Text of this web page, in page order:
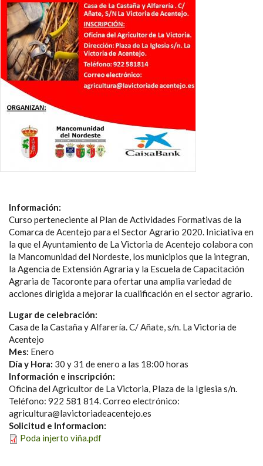
Información:
Curso perteneciente al Plan de Actividades Formativas de la
Comarca de Acentejo para el Sector Agrario 2020. Iniciativa en
la que el Ayuntamiento de La Victoria de Acentejo colabora con
la Mancomunidad del Nordeste, los municipios que la integran,
la Agencia de Extensión Agraria y la Escuela de Capacitación
Agraria de Tacoronte para ofertar una amplia variedad de
acciones dirigida a mejorar la cualificación en el sector agrario.
Lugar de celebración:
Casa de la Castaña y Alfarería. C/ Añate, s/n. La Victoria de
Acentejo
Mes: Enero
Día y Hora: 30 y 31 de enero a las 18:00 horas
Información e inscripción:
Oficina del Agricultor de La Victoria, Plaza de la Iglesia s/n.
Teléfono: 922 581 814. Correo electrónico:
agricultura@lavictoriadeacentejo.es
Solicitud e Informacion:
Poda injerto viña.pdf